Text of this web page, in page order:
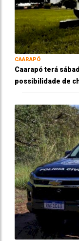
CAARAPÓ
Caarapó terá
possibilidade de